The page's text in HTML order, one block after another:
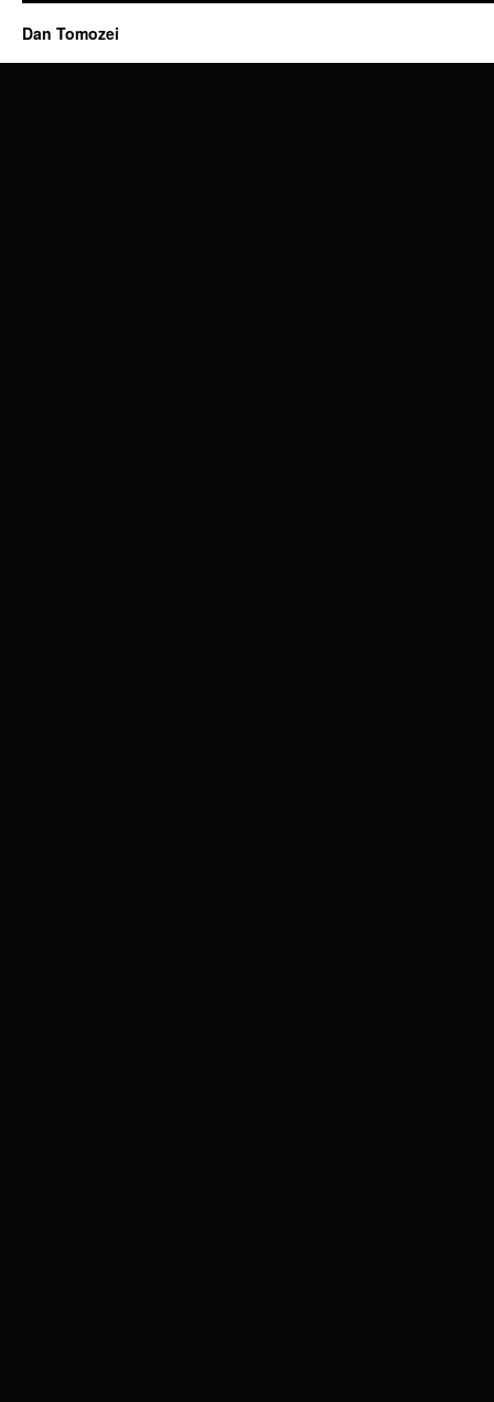
Dan Tomozei